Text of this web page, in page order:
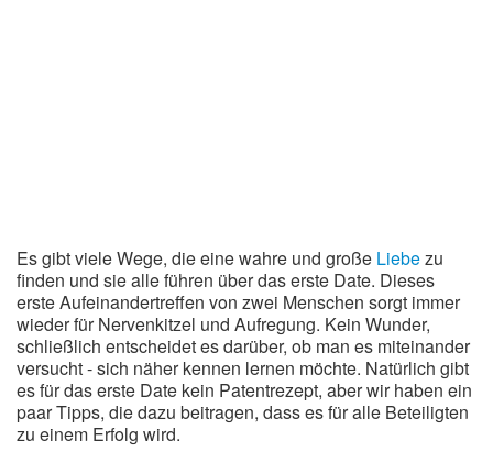
Liebesbotschaft
Liebesbriefe
Liebeserklärung
Liebesfilme
Liebesgedichte
Es gibt viele Wege, die eine wahre und große Liebezu
finden und sie alle führen über das erste Date. Dieses
erste Aufeinandertreffen von zwei Menschen sorgt immer
wieder für Nervenkitzel und Aufregung. Kein Wunder,
schließlich entscheidet es darüber, ob man es miteinander
versucht - sich näher kennen lernen möchte. Natürlich gibt
es für das erste Date kein Patentrezept, aber wir haben ein
paar Tipps, die dazu beitragen, dass es für alle Beteiligten
zu einem Erfolg wird.